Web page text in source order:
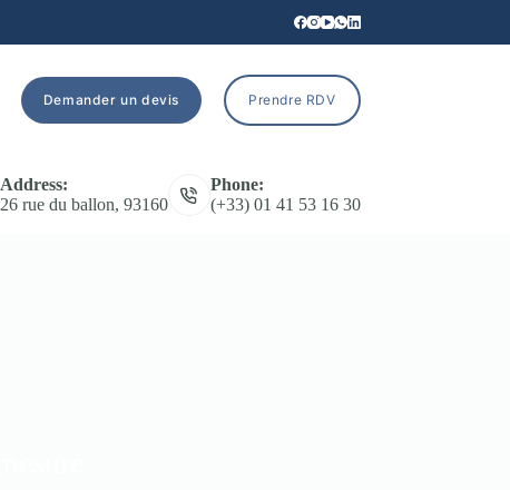
Demander un devis Prendre RDV
Address:
26 rue du ballon, 93160
Phone:
(+33) 01 41 53 16 30